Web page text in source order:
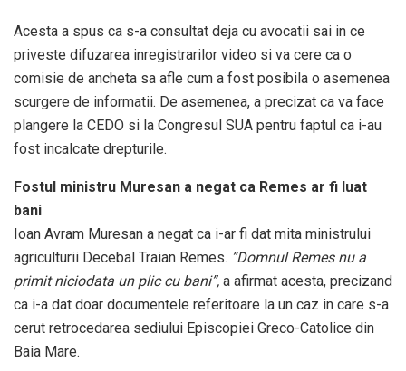
Acesta a spus ca s-a consultat deja cu avocatii sai in ce
priveste difuzarea inregistrarilor video si va cere ca o
comisie de ancheta sa afle cum a fost posibila o asemenea
scurgere de informatii. De asemenea, a precizat ca va face
plangere la CEDO si la Congresul SUA pentru faptul ca i-au
fost incalcate drepturile.
Fostul ministru Muresan a negat ca Remes ar fi luat
bani
Ioan Avram Muresan a negat ca i-ar fi dat mita ministrului
agriculturii Decebal Traian Remes. ”Domnul Remes nu a
primit niciodata un plic cu bani”, a afirmat acesta, precizand
ca i-a dat doar documentele referitoare la un caz in care s-a
cerut retrocedarea sediului Episcopiei Greco-Catolice din
Baia Mare.